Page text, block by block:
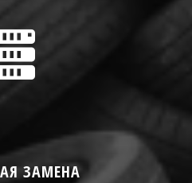
ЗАМЕНА